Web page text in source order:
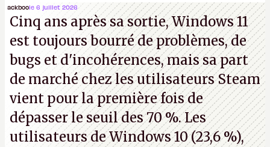
Microsoft, mais le syndicat des employés confirme
de nombreux licenciements.A.
ackboole 6 juillet 2026
Cinq ans après sa sortie, Windows 11
est toujours bourré de problèmes, de
bugs et d'incohérences, mais sa part
de marché chez les utilisateurs Steam
vient pour la première fois de
dépasser le seuil des 70 %. Les
utilisateurs de Windows 10 (23,6 %),